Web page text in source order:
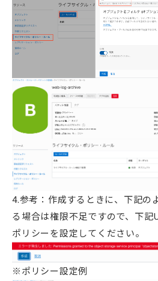
4.参考：作成するときに、下記の
る場合は権限不足ですので、下
ポリシーを設定してください。
※ポリシー設定例